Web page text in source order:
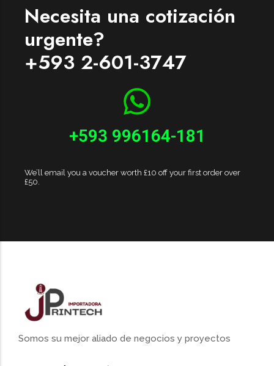
Necesita una cotización
urgente?
+593 2-601-3747
+593 996164-181
We’ll email you a voucher worth £10 off your first order over
£50.
Somos su mejor aliado de negocios y proyectos